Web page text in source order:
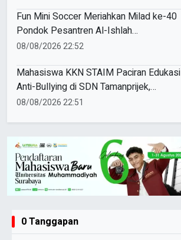
Fun Mini Soccer Meriahkan Milad ke-40
Pondok Pesantren Al-Ishlah
Sendangagung
08/08/2026 22:52
Mahasiswa KKN STAIM Paciran Edukasi
Anti-Bullying di SDN Tamanprijek,
Tanamkan Empati Sejak Dini
08/08/2026 22:51
0 Tanggapan